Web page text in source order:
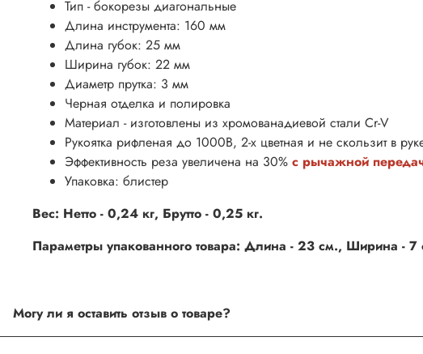
Тип - бокорезы диагональные
Длина инструмента: 160 мм
Длина губок: 25 мм
Ширина губок: 22 мм
Диаметр прутка: 3 мм
Черная отделка и полировка
Материал - изготовлены из хромованадиевой стали Cr-V
Рукоятка рифленая до 1000В, 2-х цветная и не скользит в
Эффективность реза увеличена на 30% с рычажной
Упаковка: блистер
Вес: Нетто - 0,24 кг, Брутто - 0,25 кг.
Параметры упакованного товара: Длина - 23 см., Ширина - 7